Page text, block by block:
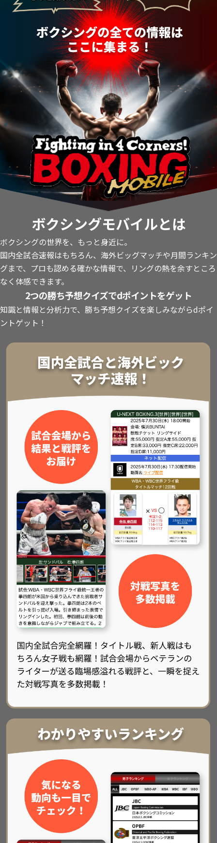
ボクシングモバイルとは
ボクシングの世界を、もっと身近に。
国内全試合速報はもちろん、海外ビッグマッチや月間ランキン
グまで、プロも認める確かな情報で、リングの熱を余すところ
なく体感できます。
2つの勝ち予想クイズでdポイントをゲット
知識と情報と分析力で、勝ち予想クイズを楽しみながらdポイ
ントゲット！